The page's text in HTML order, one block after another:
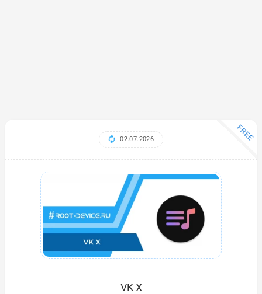
FREE
02.07.2026
VK X